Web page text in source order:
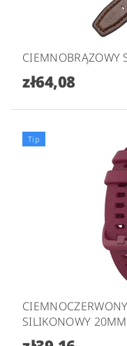
CIEMNOBRĄZOWY
zł64,08
Tip
SILIKONOWY 20MM